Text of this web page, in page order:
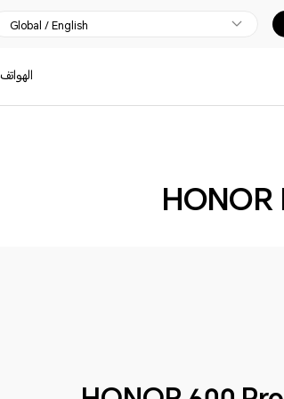
Global / English
الهواتف